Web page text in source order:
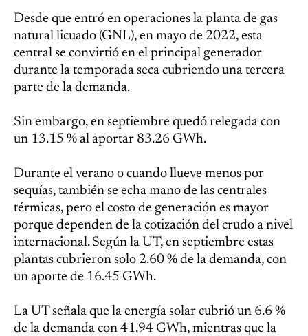
Desde que entró en operaciones la planta de gas
natural licuado (GNL), en mayo de 2022, esta
central se convirtió en el principal generador
durante la temporada seca cubriendo una tercera
parte de la demanda.
Sin embargo, en septiembre quedó relegada con
un 13.15 % al aportar 83.26 GWh.
Durante el verano o cuando llueve menos por
sequías, también se echa mano de las centrales
térmicas, pero el costo de generación es mayor
porque dependen de la cotización del crudo a nivel
internacional. Según la UT, en septiembre estas
plantas cubrieron solo 2.60 % de la demanda, con
un aporte de 16.45 GWh.
La UT señala que la energía solar cubrió un 6.6 %
de la demanda con 41.94 GWh, mientras que la